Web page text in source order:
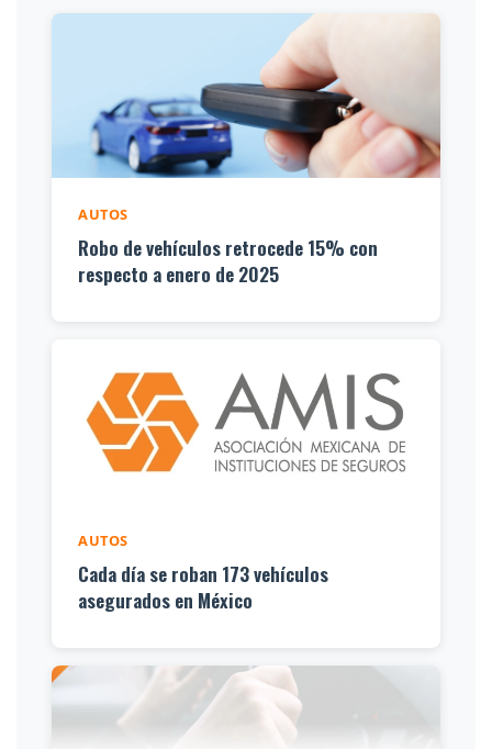
AUTOS
Robo de vehículos retrocede 15% con
respecto a enero de 2025
AUTOS
Cada día se roban 173 vehículos
asegurados en México